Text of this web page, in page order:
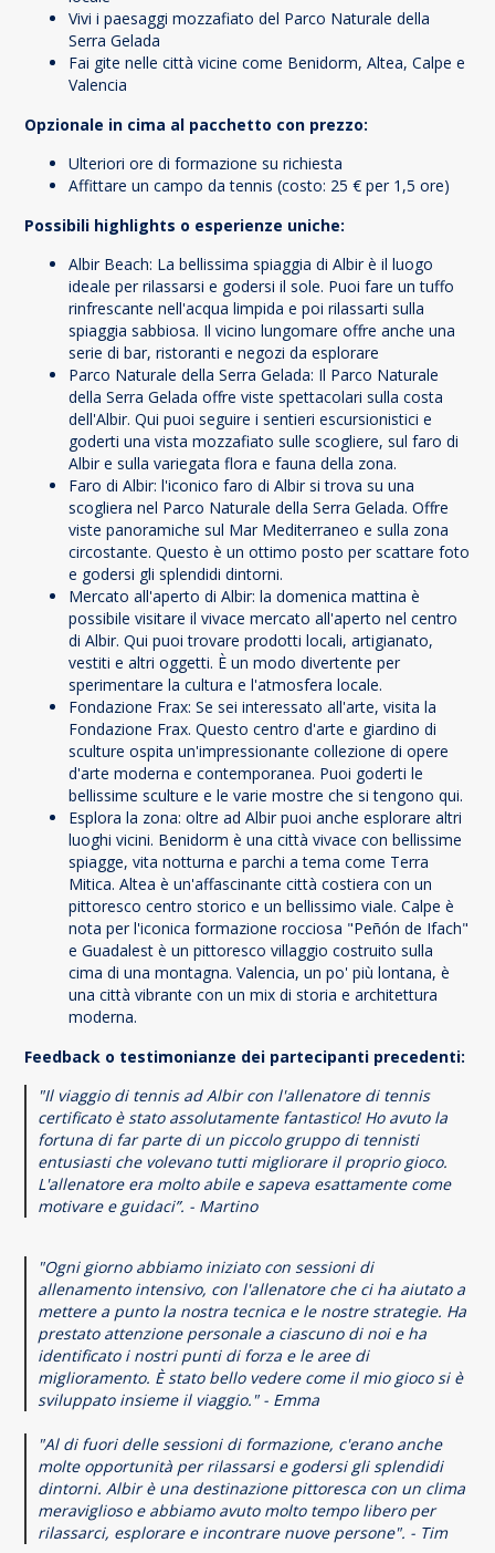
Vivi i paesaggi mozzafiato del Parco Naturale della
Serra Gelada
Fai gite nelle città vicine come Benidorm, Altea, Calpe e
Valencia
Opzionale in cima al pacchetto con prezzo:
Ulteriori ore di formazione su richiesta
Affittare un campo da tennis (costo: 25 € per 1,5 ore)
Possibili highlights o esperienze uniche:
Albir Beach: La bellissima spiaggia di Albir è il luogo
ideale per rilassarsi e godersi il sole. Puoi fare un tuffo
rinfrescante nell'acqua limpida e poi rilassarti sulla
spiaggia sabbiosa. Il vicino lungomare offre anche una
serie di bar, ristoranti e negozi da esplorare
Parco Naturale della Serra Gelada: Il Parco Naturale
della Serra Gelada offre viste spettacolari sulla costa
dell'Albir. Qui puoi seguire i sentieri escursionistici e
goderti una vista mozzafiato sulle scogliere, sul faro di
Albir e sulla variegata flora e fauna della zona.
Faro di Albir: l'iconico faro di Albir si trova su una
scogliera nel Parco Naturale della Serra Gelada. Offre
viste panoramiche sul Mar Mediterraneo e sulla zona
circostante. Questo è un ottimo posto per scattare foto
e godersi gli splendidi dintorni.
Mercato all'aperto di Albir: la domenica mattina è
possibile visitare il vivace mercato all'aperto nel centro
di Albir. Qui puoi trovare prodotti locali, artigianato,
vestiti e altri oggetti. È un modo divertente per
sperimentare la cultura e l'atmosfera locale.
Fondazione Frax: Se sei interessato all'arte, visita la
Fondazione Frax. Questo centro d'arte e giardino di
sculture ospita un'impressionante collezione di opere
d'arte moderna e contemporanea. Puoi goderti le
bellissime sculture e le varie mostre che si tengono qui.
Esplora la zona: oltre ad Albir puoi anche esplorare altri
luoghi vicini. Benidorm è una città vivace con bellissime
spiagge, vita notturna e parchi a tema come Terra
Mitica. Altea è un'affascinante città costiera con un
pittoresco centro storico e un bellissimo viale. Calpe è
nota per l'iconica formazione rocciosa "Peñón de Ifach"
e Guadalest è un pittoresco villaggio costruito sulla
cima di una montagna. Valencia, un po' più lontana, è
una città vibrante con un mix di storia e architettura
moderna.
Feedback o testimonianze dei partecipanti precedenti:
"Il viaggio di tennis ad Albir con l'allenatore di tennis
certificato è stato assolutamente fantastico! Ho avuto la
fortuna di far parte di un piccolo gruppo di tennisti
entusiasti che volevano tutti migliorare il proprio gioco.
L'allenatore era molto abile e sapeva esattamente come
motivare e guidaci”. - Martino
"Ogni giorno abbiamo iniziato con sessioni di
allenamento intensivo, con l'allenatore che ci ha aiutato a
mettere a punto la nostra tecnica e le nostre strategie. Ha
prestato attenzione personale a ciascuno di noi e ha
identificato i nostri punti di forza e le aree di
miglioramento. È stato bello vedere come il mio gioco si è
sviluppato insieme il viaggio." - Emma
"Al di fuori delle sessioni di formazione, c'erano anche
molte opportunità per rilassarsi e godersi gli splendidi
dintorni. Albir è una destinazione pittoresca con un clima
meraviglioso e abbiamo avuto molto tempo libero per
rilassarci, esplorare e incontrare nuove persone". - Tim